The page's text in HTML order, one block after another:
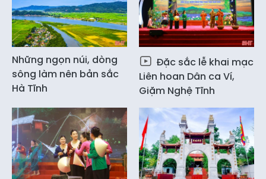
Những ngọn núi, dòng
sông làm nên bản sắc
Hà Tĩnh
Đặc sắc lễ khai mạc
Liên hoan Dân ca Ví,
Giặm Nghệ Tĩnh